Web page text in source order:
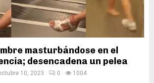
masturbándose en el
desencadena un pelea
10, 2023 0 1004